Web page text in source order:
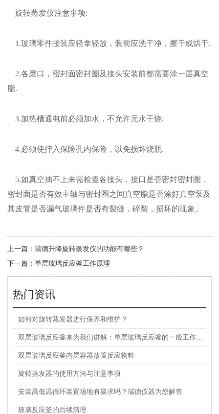
旋转蒸发仪注意事项:
1.玻璃零件接装应轻拿轻放，装前应洗干净，擦干或烘干.
2.各磨口，密封面密封圈及接头安装前都需要涂一层真空
脂.
3.加热槽通电前必须加水，不允许无水干烧.
4.必须使拧入保险孔内保险，以免损坏烧瓶.
5.如真空抽不上来需检查各接头，接口是否密封密封圈，
密封面是否有效主轴与密封圈之间真空脂是否涂好真空泵及
其皮管是否漏气玻璃件是否有裂缝，碎裂，损坏的现象。
上一篇： 瑞德升降旋转蒸发仪的功能有哪些？
下一篇： 单层玻璃反应釜工作原理
热门资讯
如何对旋转蒸发器进行保养和维护？
双层玻璃反应釜内层容器放置反应物料
旋转蒸发器的使用方法与注意事项
安装高低温循环装置场地有要求吗？瑞德仪器为您解答
玻璃反应釜的后续清理